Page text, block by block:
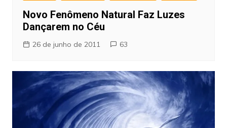
Novo Fenômeno Natural Faz Luzes
Dançarem no Céu
26 de junho de 2011 63